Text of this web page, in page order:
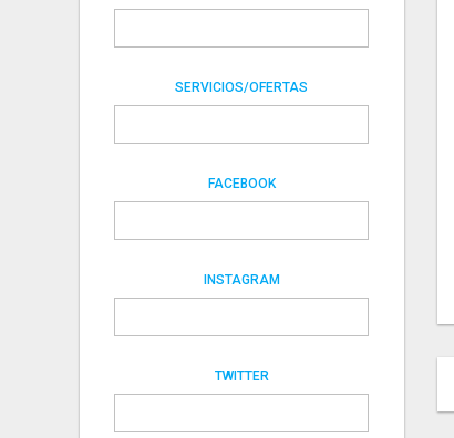
SERVICIOS/OFERTAS
FACEBOOK
INSTAGRAM
TWITTER